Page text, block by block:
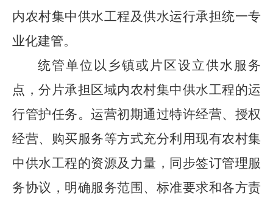
内农村集中供水工程及供水运行承担统一专
业化建管。
统管单位 以乡镇或片区设立供水服务
点，分片承担区域内农村集中供水工程的运
行管护任务。运营初期通过特许经营、授权
经营、购买服务等方式充分利用现有农村集
中供水工程的资源及力量，同步签订管理服
务协议，明确服务范围、标准要求和各方责